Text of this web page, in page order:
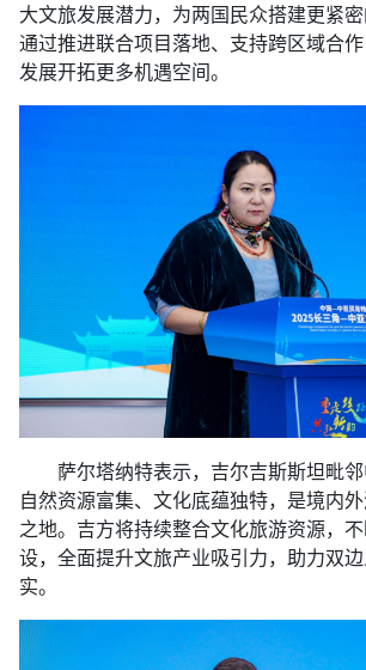
大文旅发展潜力，为两国民众搭建更紧
通过推进联合项目落地、支持跨区域合
发展开拓更多机遇空间。
萨尔塔纳特表示，吉尔吉斯斯坦毗邻
自然资源富集、文化底蕴独特，是境内
之地。吉方将持续整合文化旅游资源，
设，全面提升文旅产业吸引力，助力双
实。